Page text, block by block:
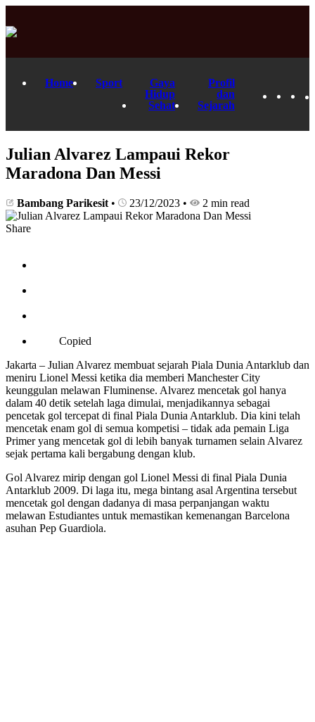
Home Sport
Gaya
Hidup
Sehat
Profil
dan
Sejarah
Julian Alvarez Lampaui Rekor
Maradona Dan Messi
Bambang Parikesit • 23/12/2023 • 2 min read
Share
Copied
Jakarta – Julian Alvarez membuat sejarah Piala Dunia Antarklub dan
meniru Lionel Messi ketika dia memberi Manchester City
keunggulan melawan Fluminense. Alvarez mencetak gol hanya
dalam 40 detik setelah laga dimulai, menjadikannya sebagai
pencetak gol tercepat di final Piala Dunia Antarklub. Dia kini telah
mencetak enam gol di semua kompetisi – tidak ada pemain Liga
Primer yang mencetak gol di lebih banyak turnamen selain Alvarez
sejak pertama kali bergabung dengan klub.
Gol Alvarez mirip dengan gol Lionel Messi di final Piala Dunia
Antarklub 2009. Di laga itu, mega bintang asal Argentina tersebut
mencetak gol dengan dadanya di masa perpanjangan waktu
melawan Estudiantes untuk memastikan kemenangan Barcelona
asuhan Pep Guardiola.